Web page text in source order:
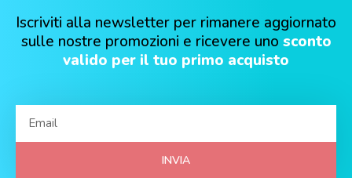
Iscriviti alla newsletter per rimanere aggiornato
sulle nostre promozioni e ricevere uno sconto
valido per il tuo primo acquisto
INVIA